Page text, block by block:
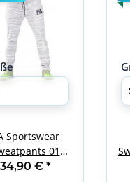
Sportswear
01
Light Grey
34,90 € *